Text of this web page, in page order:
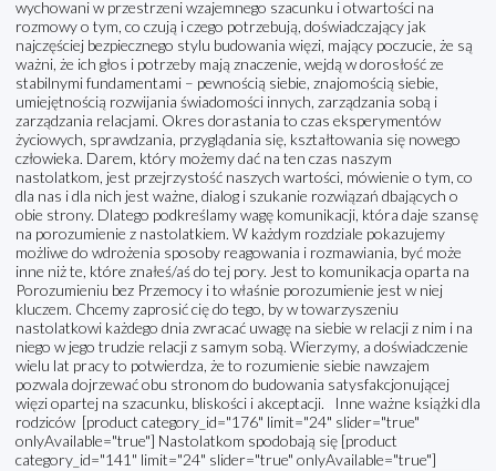
wychowani w przestrzeni wzajemnego szacunku i otwartości na
rozmowy o tym, co czują i czego potrzebują, doświadczający jak
najczęściej bezpiecznego stylu budowania więzi, mający poczucie, że są
ważni, że ich głos i potrzeby mają znaczenie, wejdą w dorosłość ze
stabilnymi fundamentami – pewnością siebie, znajomością siebie,
umiejętnością rozwijania świadomości innych, zarządzania sobą i
zarządzania relacjami. Okres dorastania to czas eksperymentów
życiowych, sprawdzania, przyglądania się, kształtowania się nowego
człowieka. Darem, który możemy dać na ten czas naszym
nastolatkom, jest przejrzystość naszych wartości, mówienie o tym, co
dla nas i dla nich jest ważne, dialog i szukanie rozwiązań dbających o
obie strony. Dlatego podkreślamy wagę komunikacji, która daje szansę
na porozumienie z nastolatkiem. W każdym rozdziale pokazujemy
możliwe do wdrożenia sposoby reagowania i rozmawiania, być może
inne niż te, które znałeś/aś do tej pory. Jest to komunikacja oparta na
Porozumieniu bez Przemocy i to właśnie porozumienie jest w niej
kluczem. Chcemy zaprosić cię do tego, by w towarzyszeniu
nastolatkowi każdego dnia zwracać uwagę na siebie w relacji z nim i na
niego w jego trudzie relacji z samym sobą. Wierzymy, a doświadczenie
wielu lat pracy to potwierdza, że to rozumienie siebie nawzajem
pozwala dojrzewać obu stronom do budowania satysfakcjonującej
więzi opartej na szacunku, bliskości i akceptacji. Inne ważne książki dla
rodziców [product category_id="176" limit="24" slider="true"
onlyAvailable="true"] Nastolatkom spodobają się [product
category_id="141" limit="24" slider="true" onlyAvailable="true"]